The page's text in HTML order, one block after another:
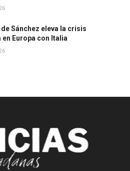
Sánchez eleva la crisis
Europa con Italia